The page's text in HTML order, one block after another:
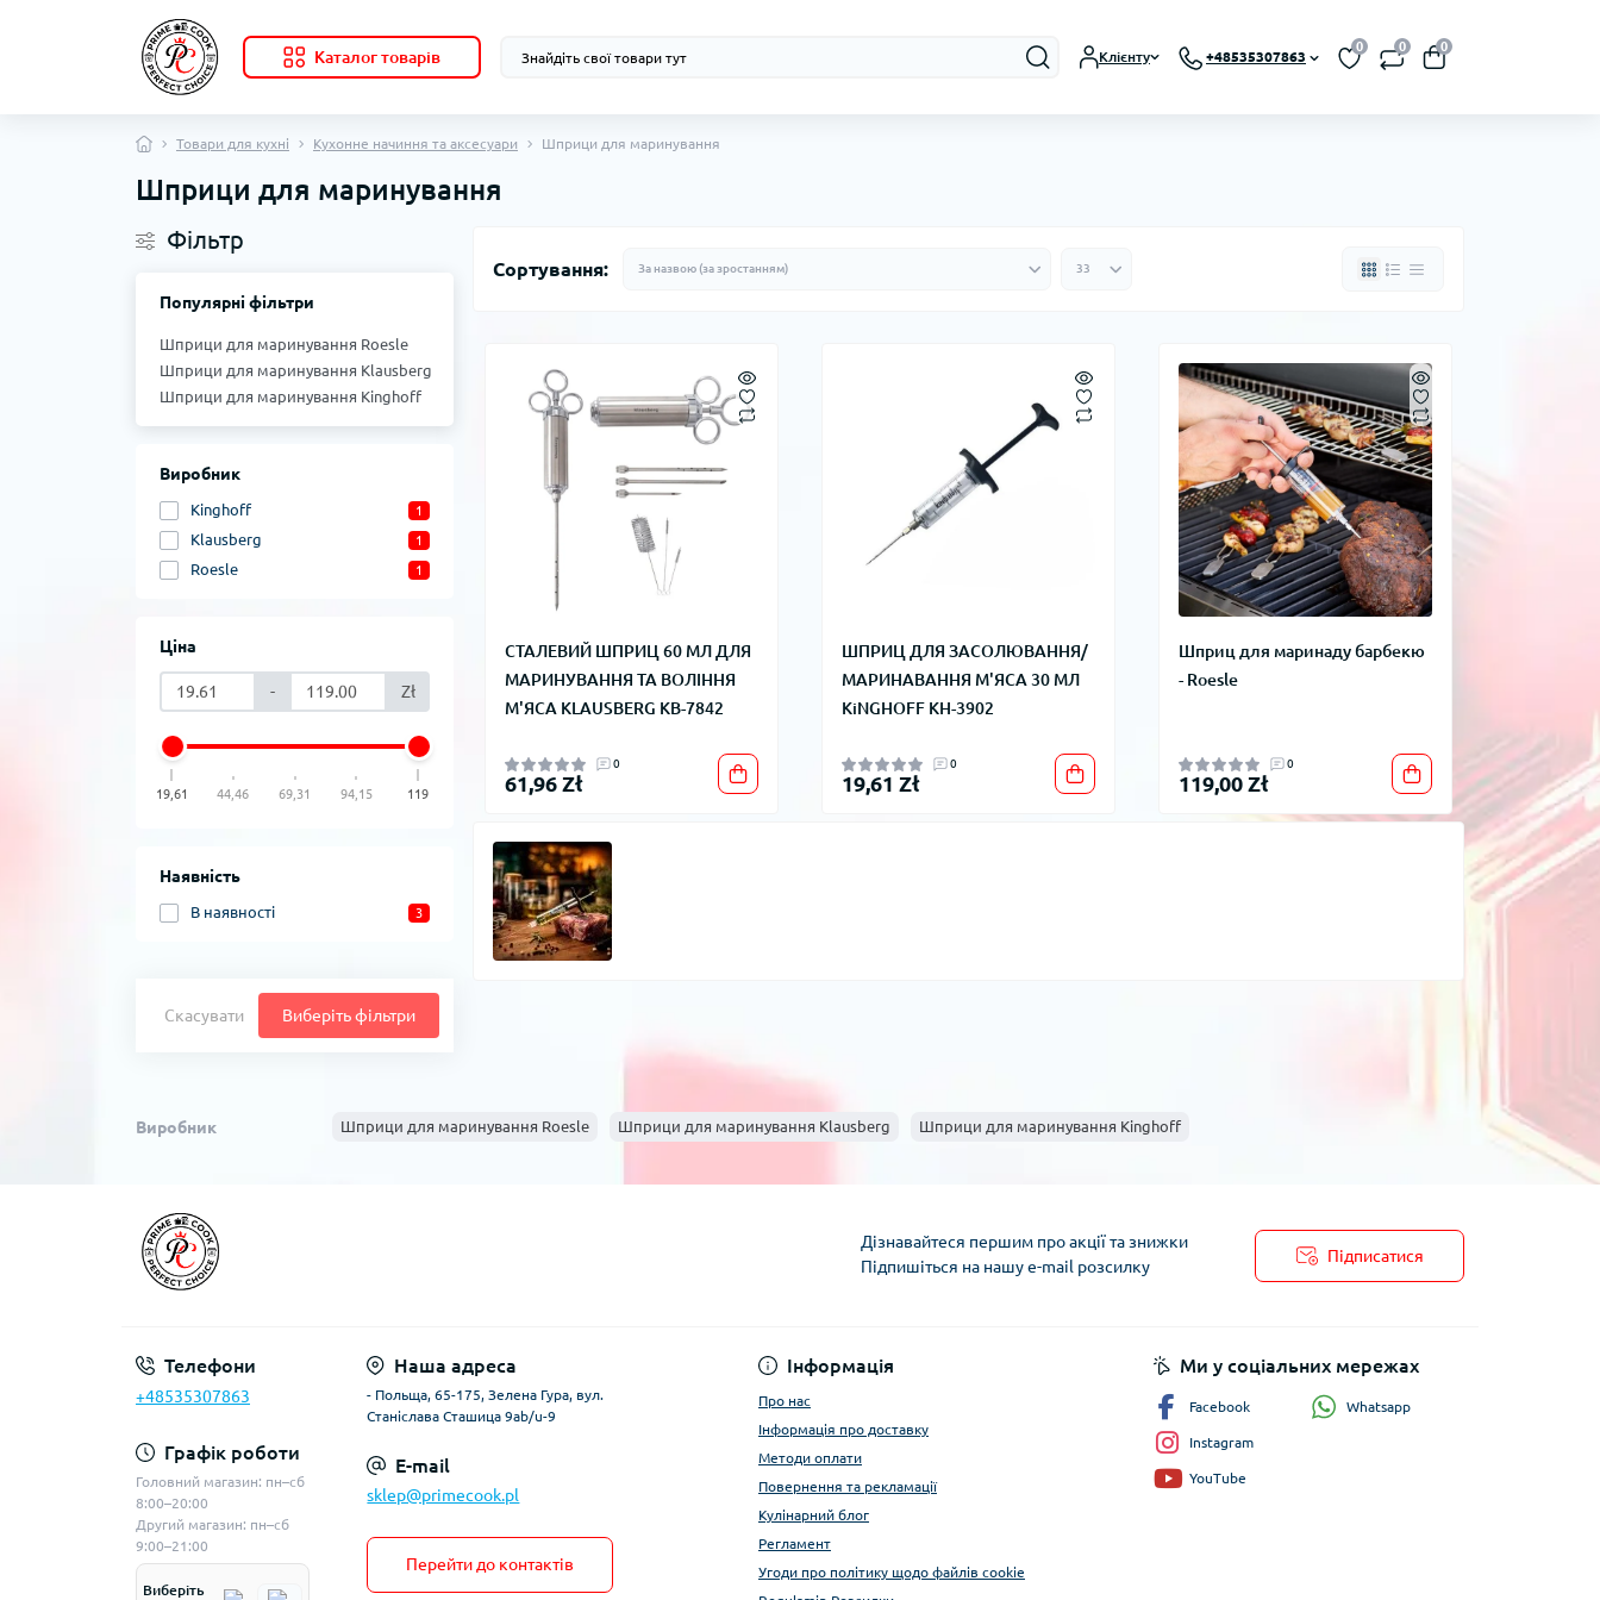
Каталог товарів Клієнту +48535307863
0 0 0
Товари для кухні Кухонне начиння та аксесуари Шприци для маринування
Шприци для маринування
Фільтр
Популярні фільтри
Шприци для маринування Roesle
Шприци для маринування Klausberg
Шприци для маринування Kinghoff
Виробник
Kinghoff 1
Klausberg 1
Roesle 1
Ціна
- Zł
19,61 44,46 69,31 94,15 119
Наявність
В наявності 3
Скасувати Виберіть фільтри
Сортування:
СТАЛЕВИЙ ШПРИЦ 60 МЛ ДЛЯ
МАРИНУВАННЯ ТА ВОЛІННЯ
М'ЯСА KLAUSBERG KB-7842
0
61,96 Zł
ШПРИЦ ДЛЯ ЗАСОЛЮВАННЯ/
МАРИНАВАННЯ М'ЯСА 30 МЛ
KiNGHOFF KH-3902
0
19,61 Zł
Шприц для маринаду барбекю
- Roesle
0
119,00 Zł
Виробник Шприци для маринування Roesle Шприци для маринування Klausberg Шприци для маринування Kinghoff
Дізнавайтеся першим про акції та знижки
Підпишіться на нашу e-mail розсилку
Підписатися
Телефони
+48535307863
Графік роботи
Головний магазин: пн–сб
8:00–20:00
Другий магазин: пн–сб
9:00–21:00
Виберіть
Наша адреса
- Польща, 65-175, Зелена Гура, вул.
Станіслава Сташица 9ab/u-9
E-mail
sklep@primecook.pl
Перейти до контактів
Інформація
Про нас
Інформація про доставку
Методи оплати
Повернення та рекламації
Кулінарний блог
Регламент
Угоди про політику щодо файлів cookie
Ми у соціальних мережах
Facebook
Instagram
YouTube
Whatsapp